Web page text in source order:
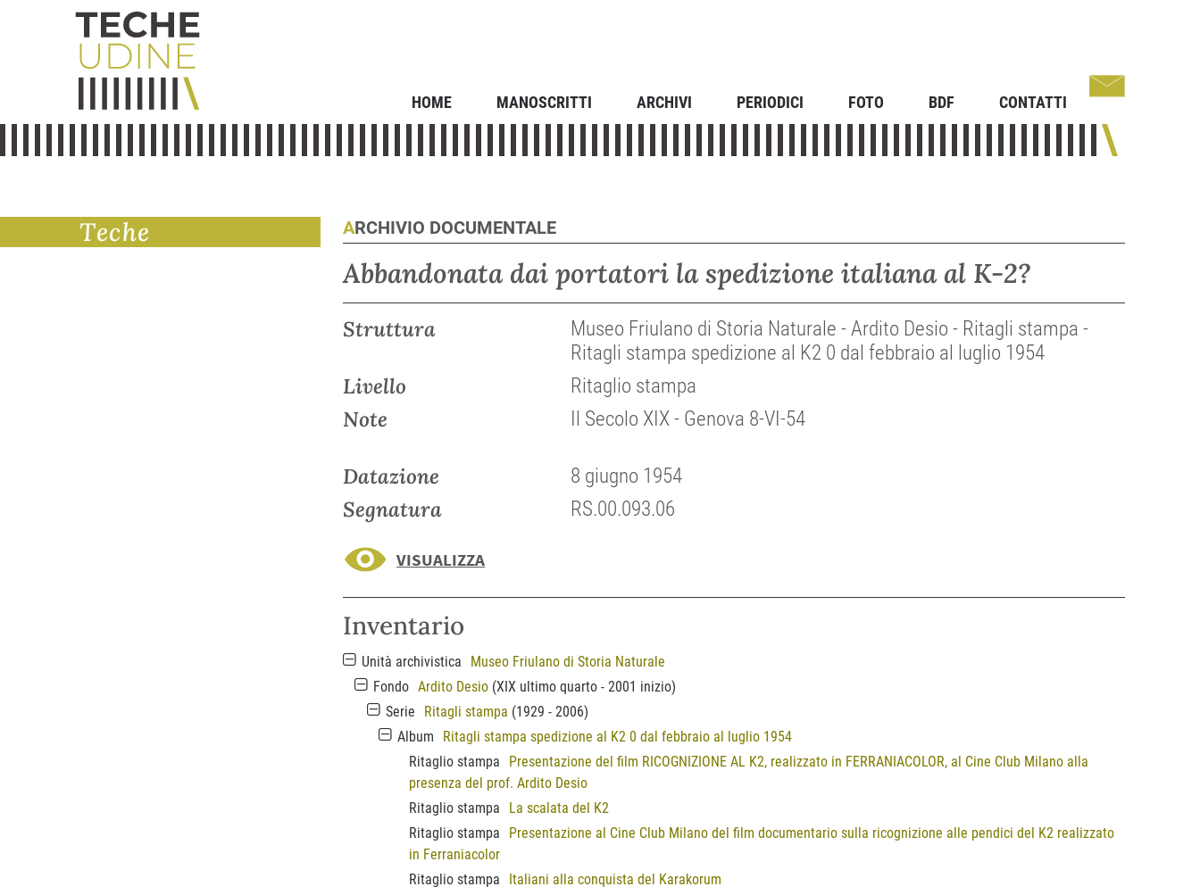
HOME MANOSCRITTI ARCHIVI PERIODICI FOTO BDF CONTATTI
Teche ARCHIVIO DOCUMENTALE
Abbandonata dai portatori la spedizione italiana al K-2?
Struttura
Museo Friulano di Storia Naturale - Ardito Desio - Ritagli stampa -
Ritagli stampa spedizione al K2 0 dal febbraio al luglio 1954
Livello Ritaglio stampa
Note Il Secolo XIX - Genova 8-VI-54
Datazione 8 giugno 1954
Segnatura RS.00.093.06
VISUALIZZA
Inventario
Unità archivistica
Museo Friulano di Storia Naturale
Fondo Ardito Desio (XIX ultimo quarto - 2001 inizio)
Serie
Ritagli stampa (1929 - 2006)
Album
Ritagli stampa spedizione al K2 0 dal febbraio al luglio 1954
Ritaglio stampa
Presentazione del film RICOGNIZIONE AL K2, realizzato in FERRANIACOLOR, al Cine Club Milano alla
presenza del prof. Ardito Desio
Ritaglio stampa
La scalata del K2
Ritaglio stampa
Presentazione al Cine Club Milano del film documentario sulla ricognizione alle pendici del K2 realizzato
in Ferraniacolor
Ritaglio stampa
Italiani alla conquista del Karakorum